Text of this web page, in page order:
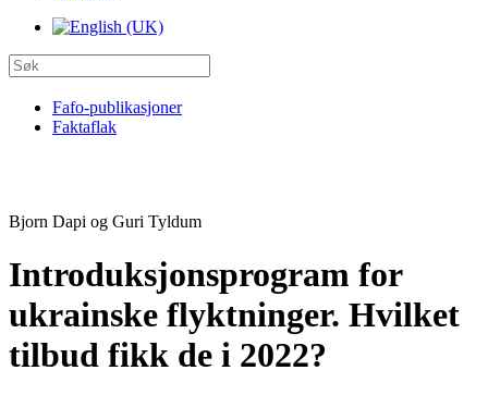
Fafo-publikasjoner
Faktaflak
Bjorn Dapi og Guri Tyldum
Introduksjonsprogram for
ukrainske flyktninger. Hvilket
tilbud fikk de i 2022?